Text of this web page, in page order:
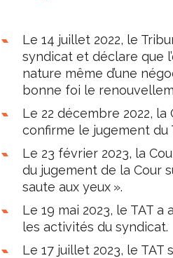
Le 14 juillet 2022, le
syndicat et déclare que
nature même d’une
bonne foi le
Le 22 décembre 2022,
confirme le jugement du
Le 23 février 2023, la
du jugement de la Cour
saute aux yeux ».
Le 19 mai 2023, le TAT
les activités du syndicat.
Le 17 juillet 2023, le